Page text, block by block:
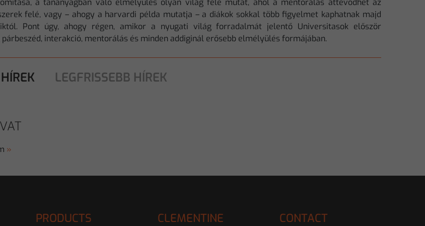
a tananyagban való elmélyülés olyan világ felé mutat, ahol a mentorálás áttevődhet az
felé, vagy – ahogy a harvardi példa mutatja – a diákok sokkal több figyelmet kaphatnak majd
Pont úgy, ahogy régen, amikor a nyugati világ forradalmát jelentő Universitasok először
párbeszéd, interakció, mentorálás és minden addiginál erősebb elmélyülés formájában.
LEGFRISSEBB HÍREK
»
PRODUCTS CLEMENTINE CONTACT